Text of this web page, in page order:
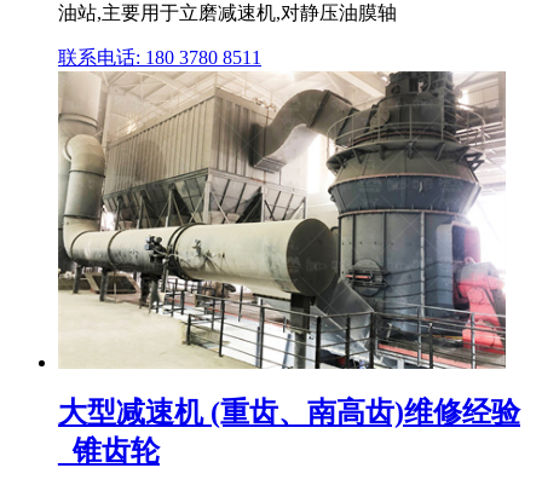
油站,主要用于立磨减速机,对静压油膜轴
联系电话: 180 3780 8511
大型减速机 (重齿、南高齿)维修经验
_锥齿轮